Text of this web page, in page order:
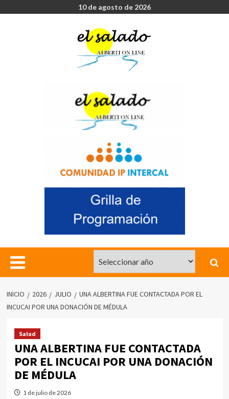
10 de agosto de 2026
INICIO 2026 JULIO
UNA ALBERTINA FUE CONTACTADA POR EL
INCUCAI POR UNA DONACIÓN DE MÉDULA
Salud
UNA ALBERTINA FUE CONTACTADA
POR EL INCUCAI POR UNA DONACIÓN
DE MÉDULA
1 de julio de 2026